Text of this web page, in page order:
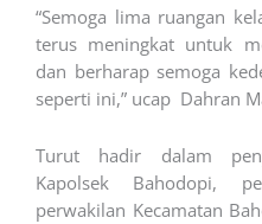
“Semoga lima ruangan
terus meningkat untuk
dan berharap semoga
seperti ini,” ucap Dahran
Turut hadir dalam
Kapolsek Bahodopi,
perwakilan Kecamatan